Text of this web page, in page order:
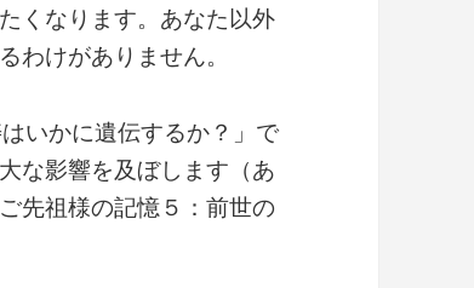
くなります。あなた以外
わけがありません。
いかに遺伝するか？」で
な影響を及ぼします（あ
先祖様の記憶５：前世の